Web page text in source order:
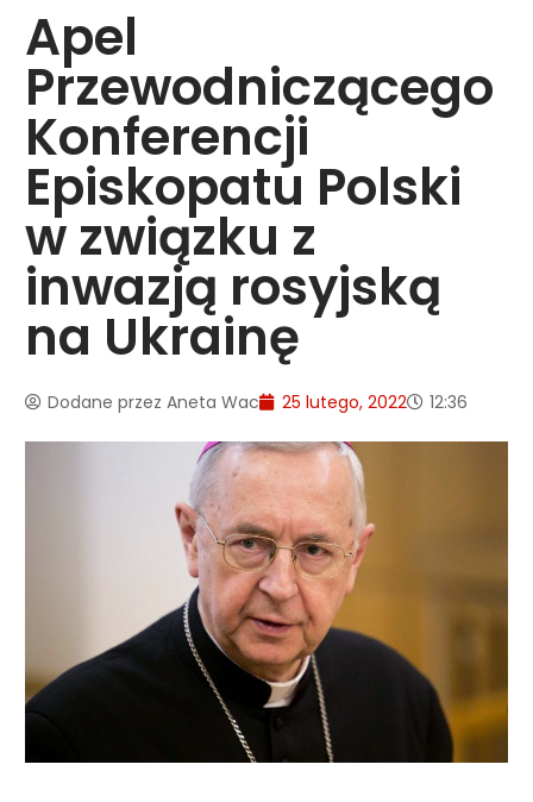
Apel
Przewodniczącego
Konferencji
Episkopatu Polski
w związku z
inwazją rosyjską
na Ukrainę
Dodane przez Aneta Wac 25 lutego, 2022 12:36